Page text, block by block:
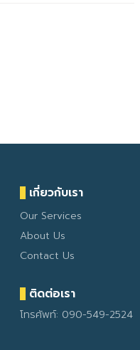
เกี่ยวกับเรา
Our Services
About Us
Contact Us
ติดต่อเรา
โทรศัพท์: 090-549-2524